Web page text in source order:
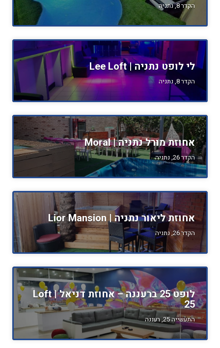
הקדר 8, נתניה
לי לופט נתניה | Lee Loft
הקדר 8, נתניה
אחוזת מורל נתניה | Moral
הקדר 26, נתניה
אחוזת ליאור נתניה | Lior Mansion
הקדר 26, נתניה
לופט 25 ברעננה – אחוזת דניאל | Loft
25
התעשייה 25, רעננה